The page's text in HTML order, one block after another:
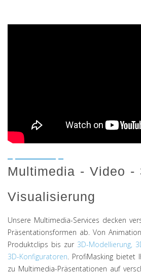
Multimedia - Video -
Visualisierung
Unsere Multimedia-Services decken
Präsentationsformen ab. Von
Produktclips bis zur 3D-Modellierung,
3D-Konfiguratoren . ProfiMasking
zu Multimedia-Präsentationen auf